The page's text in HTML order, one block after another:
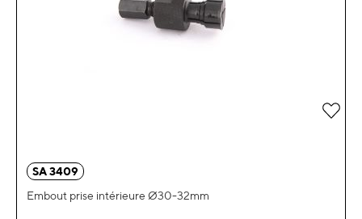
SA 3409
Embout prise intérieure Ø30-32mm